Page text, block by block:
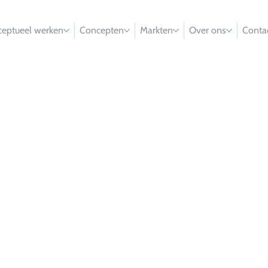
werken Concepten Markten Over ons